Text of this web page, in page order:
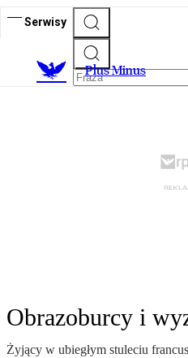
Serwisy
Plus Minus
Obrazoburcy i
Żyjący w ubiegłym stuleciu